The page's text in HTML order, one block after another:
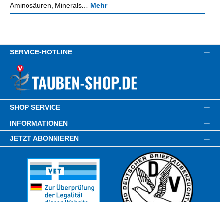
Aminosäuren, Minerals… Mehr
SERVICE-HOTLINE
SHOP SERVICE
INFORMATIONEN
JETZT ABONNIEREN